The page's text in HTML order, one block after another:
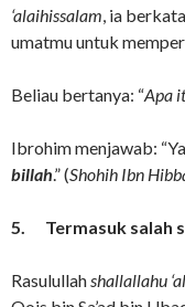
‘alaihissalam, ia
umatmu untuk
Beliau bertanya: “Apa
Ibrohim menjawab:
billah.” (Shohih Ibn
5. Termasuk salah
Rasulullahshallallahu